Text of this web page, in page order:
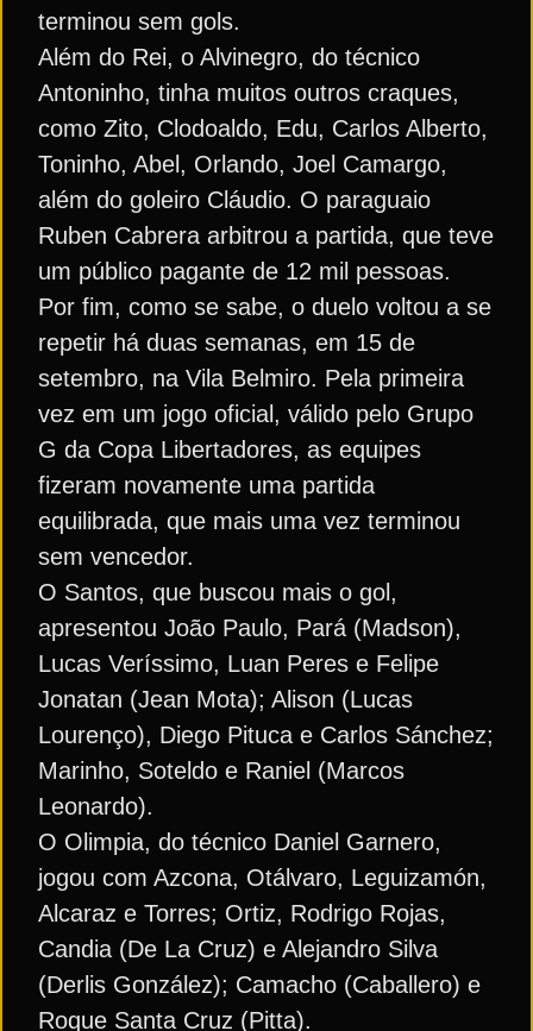
terminou sem gols.
Além do Rei, o Alvinegro, do técnico
Antoninho, tinha muitos outros craques,
como Zito, Clodoaldo, Edu, Carlos Alberto,
Toninho, Abel, Orlando, Joel Camargo,
além do goleiro Cláudio. O paraguaio
Ruben Cabrera arbitrou a partida, que teve
um público pagante de 12 mil pessoas.
Por fim, como se sabe, o duelo voltou a se
repetir há duas semanas, em 15 de
setembro, na Vila Belmiro. Pela primeira
vez em um jogo oficial, válido pelo Grupo
G da Copa Libertadores, as equipes
fizeram novamente uma partida
equilibrada, que mais uma vez terminou
sem vencedor.
O Santos, que buscou mais o gol,
apresentou João Paulo, Pará (Madson),
Lucas Veríssimo, Luan Peres e Felipe
Jonatan (Jean Mota); Alison (Lucas
Lourenço), Diego Pituca e Carlos Sánchez;
Marinho, Soteldo e Raniel (Marcos
Leonardo).
O Olimpia, do técnico Daniel Garnero,
jogou com Azcona, Otálvaro, Leguizamón,
Alcaraz e Torres; Ortiz, Rodrigo Rojas,
Candia (De La Cruz) e Alejandro Silva
(Derlis González); Camacho (Caballero) e
Roque Santa Cruz (Pitta).